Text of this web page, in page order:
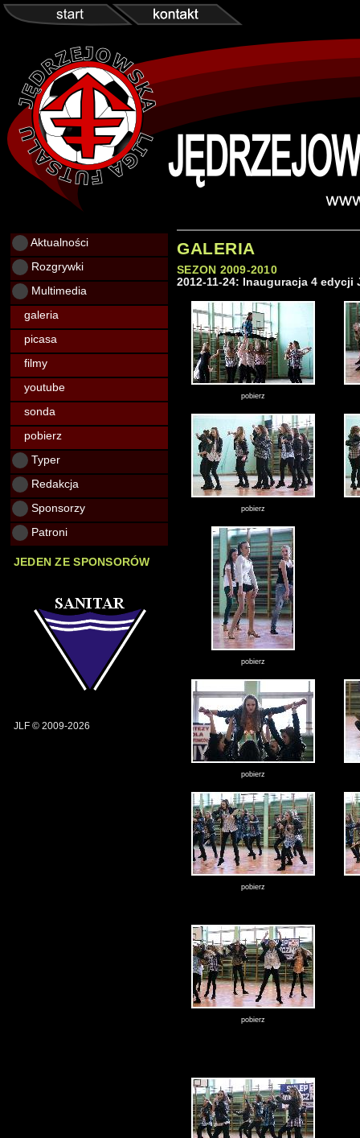
Aktualności
Rozgrywki
Multimedia
galeria
picasa
filmy
youtube
sonda
pobierz
Typer
Redakcja
Sponsorzy
Patroni
JEDEN ZE SPONSORÓW
JLF © 2009-2026
GALERIA
SEZON 2009-2010
2012-11-24: Inauguracja 4 edycji
pobierz
pobierz
pobierz
pobierz
pobierz
pobierz